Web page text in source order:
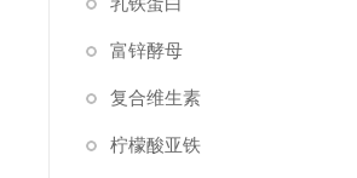
富锌酵母
复合维生素
柠檬酸亚铁